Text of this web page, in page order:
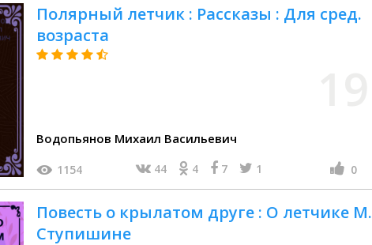
Полярный летчик : Рассказы : Для сред.
возраста
Водопьянов Михаил Васильевич
1154 44 4 7 1 0
Повесть о крылатом друге : О летчике М.
Ступишине